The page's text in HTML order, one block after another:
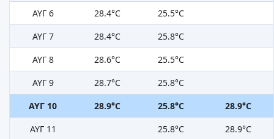
ΑΥΓ 6 28.4°C
25.5°C
ΑΥΓ 7
28.4°C
25.8°C
ΑΥΓ 8
28.6°C
25.5°C
ΑΥΓ 9
28.7°C
25.8°C
ΑΥΓ 10
28.9°C 25.8°C
28.9°C
ΑΥΓ 11
25.8°C
28.9°C